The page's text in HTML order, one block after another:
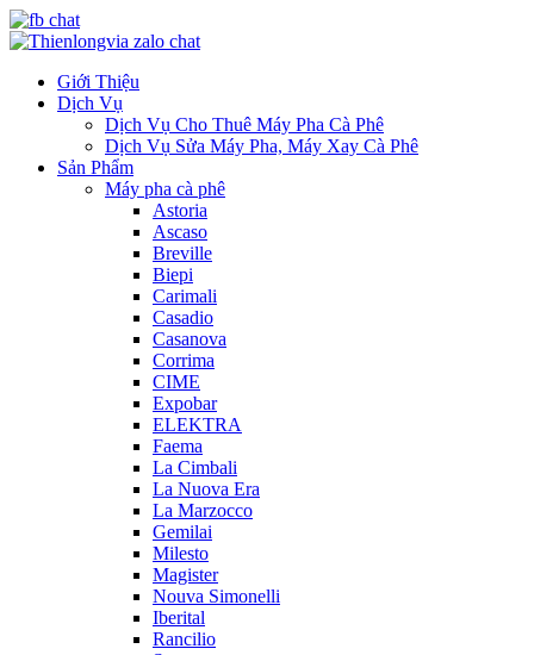
Giới Thiệu
Dịch Vụ
Dịch Vụ Cho Thuê Máy Pha Cà Phê
Dịch Vụ Sửa Máy Pha, Máy Xay Cà Phê
Sản Phẩm
Máy pha cà phê
Astoria
Ascaso
Breville
Biepi
Carimali
Casadio
Casanova
Corrima
CIME
Expobar
ELEKTRA
Faema
La Cimbali
La Nuova Era
La Marzocco
Gemilai
Milesto
Magister
Nouva Simonelli
Iberital
Rancilio